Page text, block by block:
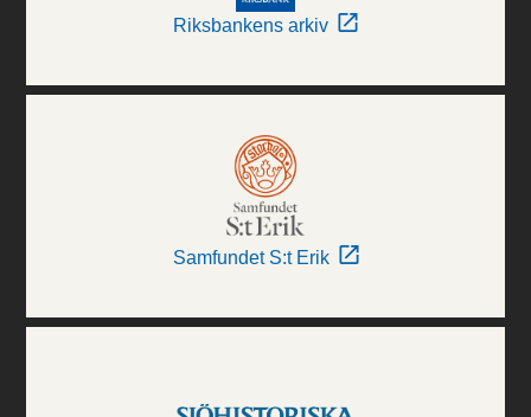
Riksbankens arkiv
Samfundet S:t Erik